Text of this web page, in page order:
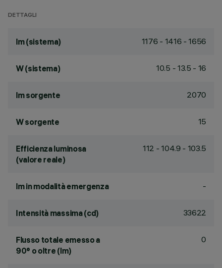
DETTAGLI
lm (sistema) 1176 - 1416 - 1656
W (sistema) 10.5 - 13.5 - 16
lm sorgente 2070
W sorgente 15
Efficienza luminosa
(valore reale)
112 - 104.9 - 103.5
lm in modalità emergenza -
Intensità massima (cd) 33622
Flusso totale emesso a
90° o oltre (lm)
0